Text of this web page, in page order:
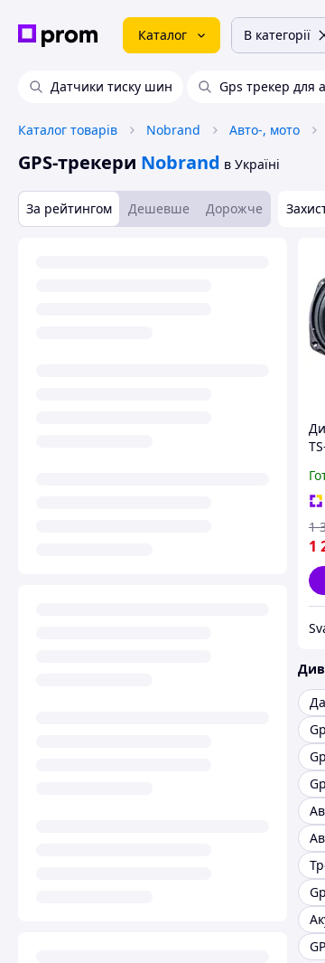
Каталог В категорії
Датчики тиску шин Gps трекер для
Каталог товарів Nobrand Авто-, мото
GPS-трекери Nobrand в Україні
За рейтингом Дешевше Дорожче
1
1